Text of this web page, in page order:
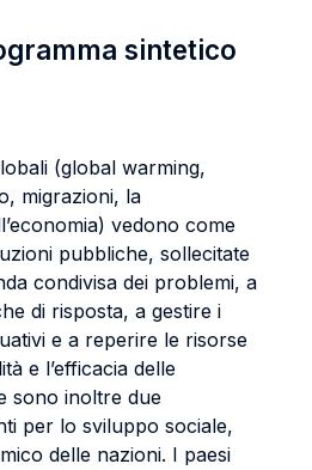
sintetico
(global warming,
migrazioni, la
vedono come
pubbliche, sollecitate
condivisa dei problemi, a
di risposta, a gestire i
e a reperire le risorse
e l’efficacia delle
sono inoltre due
per lo sviluppo sociale,
delle nazioni. I paesi